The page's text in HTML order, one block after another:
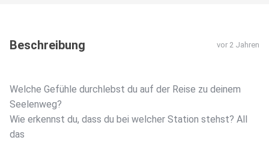
Beschreibung vor 2 Jahren
Welche Gefühle durchlebst du auf der Reise zu deinem
Seelenweg?
Wie erkennst du, dass du bei welcher Station stehst? All
das